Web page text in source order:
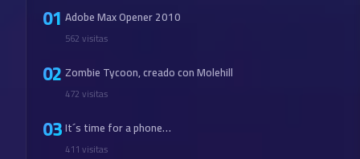
01 Adobe Max Opener 2010
562 visitas
02Zombie Tycoon, creado con Molehill
472 visitas
03It´s time for a phone…
411 visitas